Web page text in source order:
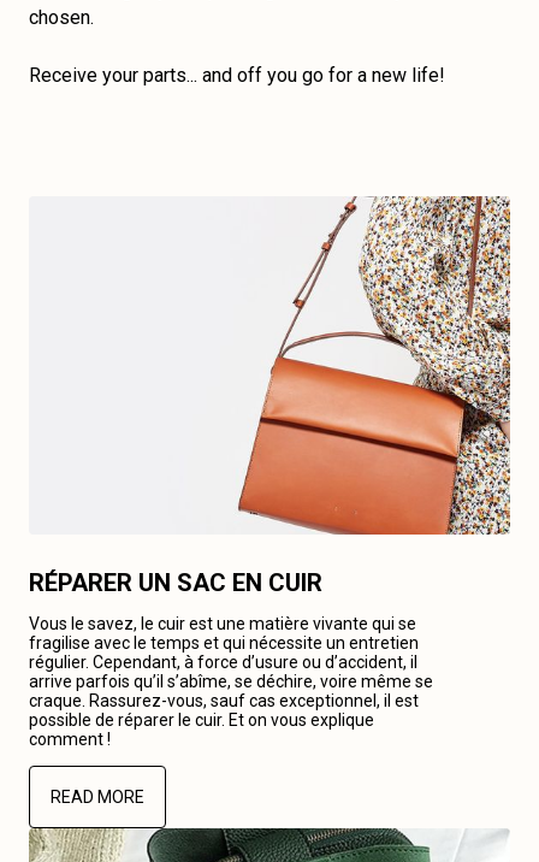
chosen.
Receive your parts... and off you go for a new life!
RÉPARER UN SAC EN CUIR
Vous le savez, le cuir est une matière vivante qui se
fragilise avec le temps et qui nécessite un entretien
régulier. Cependant, à force d’usure ou d’accident, il
arrive parfois qu’il s’abîme, se déchire, voire même se
craque. Rassurez-vous, sauf cas exceptionnel, il est
possible de réparer le cuir. Et on vous explique
comment !
READ MORE